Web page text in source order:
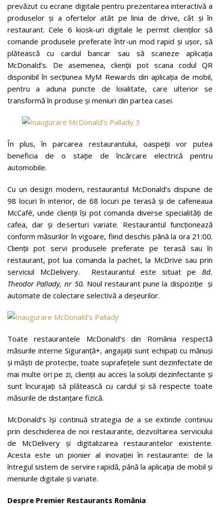
prevăzut cu ecrane digitale pentru prezentarea interactivă a
produselor și a ofertelor atât pe linia de drive, cât și în
restaurant. Cele 6 kiosk-uri digitale le permit clienților să
comande produsele preferate într-un mod rapid și ușor, să
plătească cu cardul bancar sau să scaneze aplicația
McDonald’s. De asemenea, clienții pot scana codul QR
disponibil în secțiunea MyM Rewards din aplicația de mobil,
pentru a aduna puncte de loialitate, care ulterior se
transformă în produse și meniuri din partea casei.
În plus, în parcarea restaurantului, oaspeții vor putea
beneficia de o stație de încărcare electrică pentru
automobile.
Cu un design modern, restaurantul McDonald’s dispune de
98 locuri în interior, de 68 locuri pe terasă și de cafeneaua
McCafé, unde clienții își pot comanda diverse specialități de
cafea, dar și deserturi variate. Restaurantul funcționează
conform măsurilor în vigoare, fiind deschis până la ora 21:00.
Clienții pot servi produsele preferate pe terasă sau în
restaurant, pot lua comanda la pachet, la McDrive sau prin
serviciul McDelivery. Restaurantul este situat pe Bd.
Theodor Pallady, nr 50. Noul restaurant pune la dispoziție și
automate de colectare selectivă a deșeurilor.
Toate restaurantele McDonald’s din România respectă
măsurile interne Siguranță+, angajații sunt echipați cu mănuși
și măști de protecție, toate suprafețele sunt dezinfectate de
mai multe ori pe zi, clienții au acces la soluții dezinfectante și
sunt încurajați să plătească cu cardul și să respecte toate
măsurile de distanțare fizică.
McDonald’s își continuă strategia de a se extinde continuu
prin deschiderea de noi restaurante, dezvoltarea serviciului
de McDelivery și digitalizarea restaurantelor existente.
Acesta este un pionier al inovației în restaurante: de la
întregul sistem de servire rapidă, până la aplicația de mobil și
meniurile digitale și variate.
Despre Premier Restaurants România